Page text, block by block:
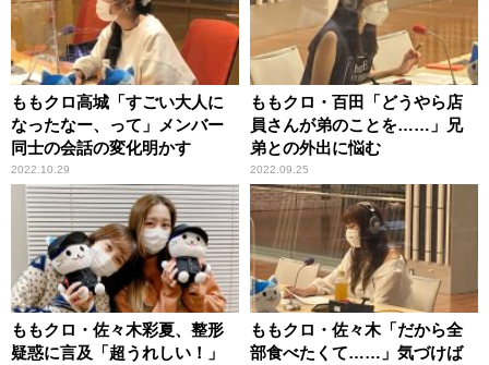
ももクロ高城「すごい大人に
なったなー、って」メンバー
同士の会話の変化明かす
2022.10.29
ももクロ・百田「どうやら店
員さんが弟のことを……」兄
弟との外出に悩む
2022.09.25
ももクロ・佐々木彩夏、整形
疑惑に言及「超うれしい！」
ももクロ・佐々木「だから全
部食べたくて……」気づけば